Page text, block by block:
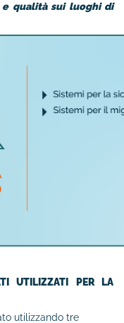
e qualità sui luoghi di
UTILIZZATI PER LA
utilizzando tre